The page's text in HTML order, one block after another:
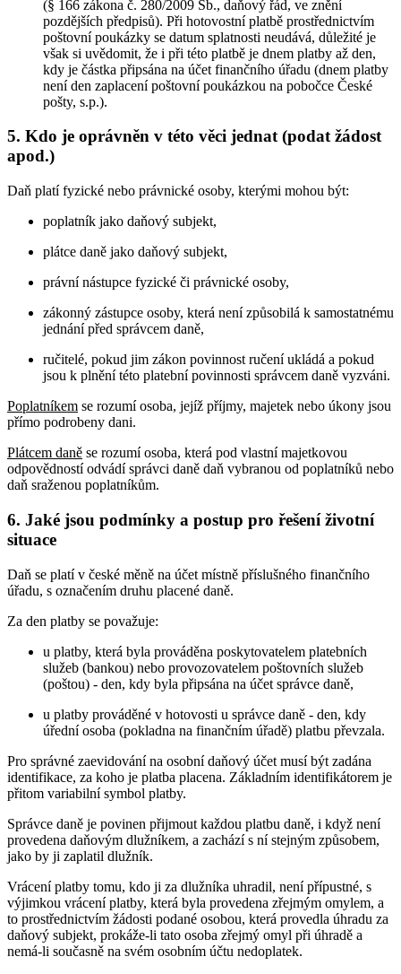
(§ 166 zákona č. 280/2009 Sb., daňový řád, ve znění
pozdějších předpisů). Při hotovostní platbě prostřednictvím
poštovní poukázky se datum splatnosti neudává, důležité je
však si uvědomit, že i při této platbě je dnem platby až den,
kdy je částka připsána na účet finančního úřadu (dnem platby
není den zaplacení poštovní poukázkou na pobočce České
pošty, s.p.).
5. Kdo je oprávněn v této věci jednat (podat žádost
apod.)
Daň platí fyzické nebo právnické osoby, kterými mohou být:
poplatník jako daňový subjekt,
plátce daně jako daňový subjekt,
právní nástupce fyzické či právnické osoby,
zákonný zástupce osoby, která není způsobilá k samostatnému
jednání před správcem daně,
ručitelé, pokud jim zákon povinnost ručení ukládá a pokud
jsou k plnění této platební povinnosti správcem daně vyzváni.
Poplatníkem se rozumí osoba, jejíž příjmy, majetek nebo úkony jsou
přímo podrobeny dani.
Plátcem daně se rozumí osoba, která pod vlastní majetkovou
odpovědností odvádí správci daně daň vybranou od poplatníků nebo
daň sraženou poplatníkům.
6. Jaké jsou podmínky a postup pro řešení životní
situace
Daň se platí v české měně na účet místně příslušného finančního
úřadu, s označením druhu placené daně.
Za den platby se považuje:
u platby, která byla prováděna poskytovatelem platebních
služeb (bankou) nebo provozovatelem poštovních služeb
(poštou) - den, kdy byla připsána na účet správce daně,
u platby prováděné v hotovosti u správce daně - den, kdy
úřední osoba (pokladna na finančním úřadě) platbu převzala.
Pro správné zaevidování na osobní daňový účet musí být zadána
identifikace, za koho je platba placena. Základním identifikátorem je
přitom variabilní symbol platby.
Správce daně je povinen přijmout každou platbu daně, i když není
provedena daňovým dlužníkem, a zachází s ní stejným způsobem,
jako by ji zaplatil dlužník.
Vrácení platby tomu, kdo ji za dlužníka uhradil, není přípustné, s
výjimkou vrácení platby, která byla provedena zřejmým omylem, a
to prostřednictvím žádosti podané osobou, která provedla úhradu za
daňový subjekt, prokáže-li tato osoba zřejmý omyl při úhradě a
nemá-li současně na svém osobním účtu nedoplatek.